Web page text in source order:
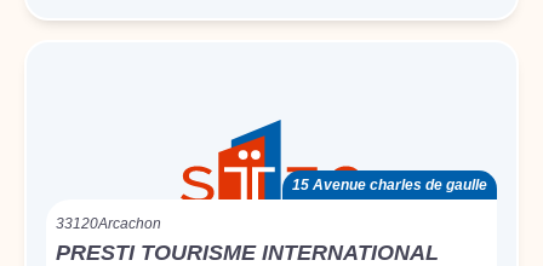
15 Avenue charles de gaulle
33120Arcachon
PRESTI TOURISME INTERNATIONAL